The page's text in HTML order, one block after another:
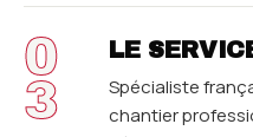
0
3
LE
Spécialiste
chantier